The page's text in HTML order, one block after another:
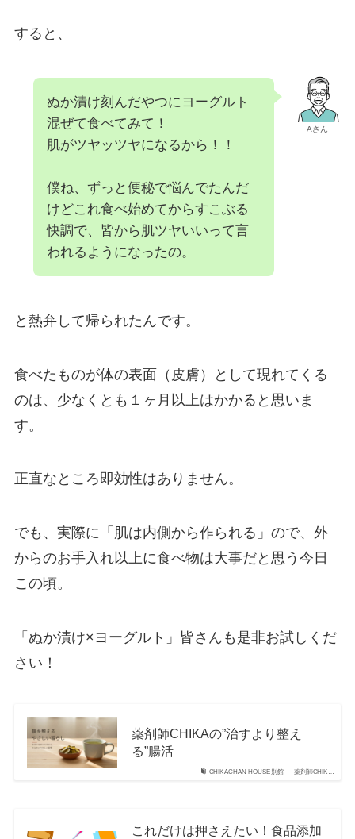
すると、
Aさん
ぬか漬け刻んだやつにヨーグルト
混ぜて食べてみて！
肌がツヤッツヤになるから！！
僕ね、ずっと便秘で悩んでたんだ
けどこれ食べ始めてからすこぶる
快調で、皆から肌ツヤいいって言
われるようになったの。
と熱弁して帰られたんです。
食べたものが体の表面（皮膚）として現れてくる
のは、少なくとも１ヶ月以上はかかると思いま
す。
正直なところ即効性はありません。
でも、実際に「肌は内側から作られる」ので、外
からのお手入れ以上に食べ物は大事だと思う今日
この頃。
「ぬか漬け×ヨーグルト」皆さんも是非お試しくだ
さい！
CHIKACHAN HOUSE別館 −薬剤師CHIK…
薬剤師CHIKAの”治すより整え
る”腸活
これだけは押さえたい！食品添加